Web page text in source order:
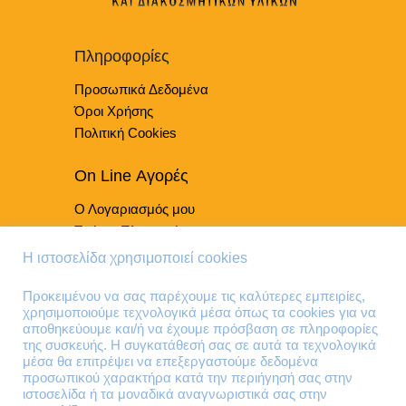
μπορούν
επιλεγούν
σελίδα
του
προϊόντος
Πληροφορίες
Προσωπικά Δεδομένα
Όροι Χρήσης
Πολιτική Cookies
On Line Αγορές
Ο Λογαριασμός μου
Τρόποι Πληρωμής
Τρόποι Παράδοσης
Τηλέφωνα Επικοινωνίας
210 41 13 636
210 41 13 280
Η ιστοσελίδα χρησιμοποιεί cookies
Προκειμένου να σας παρέχουμε τις καλύτερες εμπειρίες,
χρησιμοποιούμε τεχνολογικά μέσα όπως τα cookies για να
αποθηκεύουμε και/ή να έχουμε πρόσβαση σε πληροφορίες
της συσκευής. Η συγκατάθεσή σας σε αυτά τα τεχνολογικά
μέσα θα επιτρέψει να επεξεργαστούμε δεδομένα
προσωπικού χαρακτήρα κατά την περιήγησή σας στην
ιστοσελίδα ή τα μοναδικά αναγνωριστικά σας στην